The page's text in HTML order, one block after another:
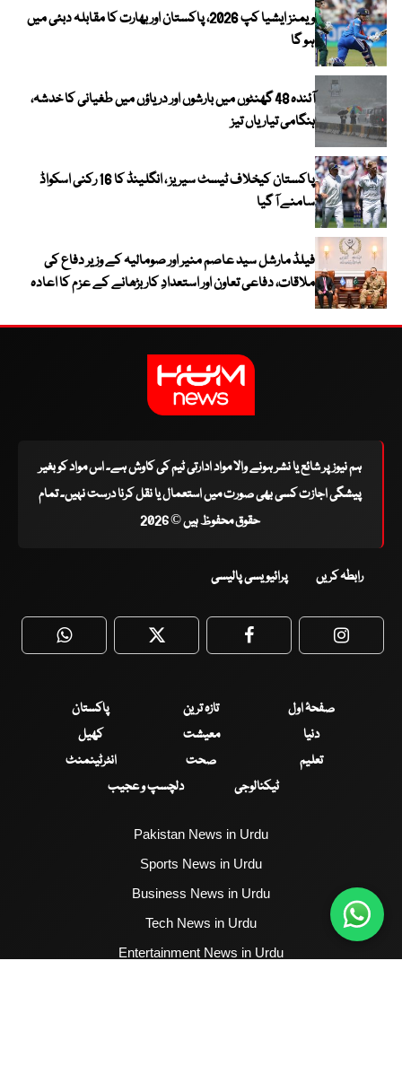
ویمنز ایشیا کپ 2026، پاکستان اور بھارت کا مقابلہ دبئی میں
ہو گا
آئندہ 48 گھنٹوں میں بارشوں اور دریاؤں میں طغیانی کا خدشہ،
ہنگامی تیاریاں تیز
پاکستان کیخلاف ٹیسٹ سیریز ، انگلینڈ کا 16 رکنی اسکواڈ
سامنے آ گیا
فیلڈ مارشل سید عاصم منیر اور صومالیہ کے وزیر دفاع کی
ملاقات، دفاعی تعاون اور استعدادِ کار بڑھانے کے عزم کا اعادہ
ہم نیوز پر شائع یا نشر ہونے والا مواد ادارتی ٹیم کی کاوش ہے۔ اس مواد کو بغیر
پیشگی اجازت کسی بھی صورت میں استعمال یا نقل کرنا درست نہیں۔ تمام
حقوق محفوظ ہیں © 2026
رابطہ کریں پرائیویسی پالیسی
WhatsApp Twitter Facebook
صفحۂ اول تازہ ترین
پاکستان
دنیا
معیشت
کھیل
تعلیم
صحت
انٹرٹینمنٹ
ٹیکنالوجی
دلچسپ و عجیب
Pakistan News in Urdu
Sports News in Urdu
Business News in Urdu
Tech News in Urdu
Entertainment News in Urdu